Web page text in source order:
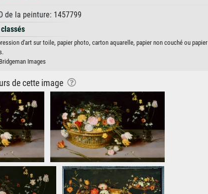
de la peinture: 1457799
d'art sur toile, papier photo, carton aquarelle, papier non couché ou papier
Images
de cette image